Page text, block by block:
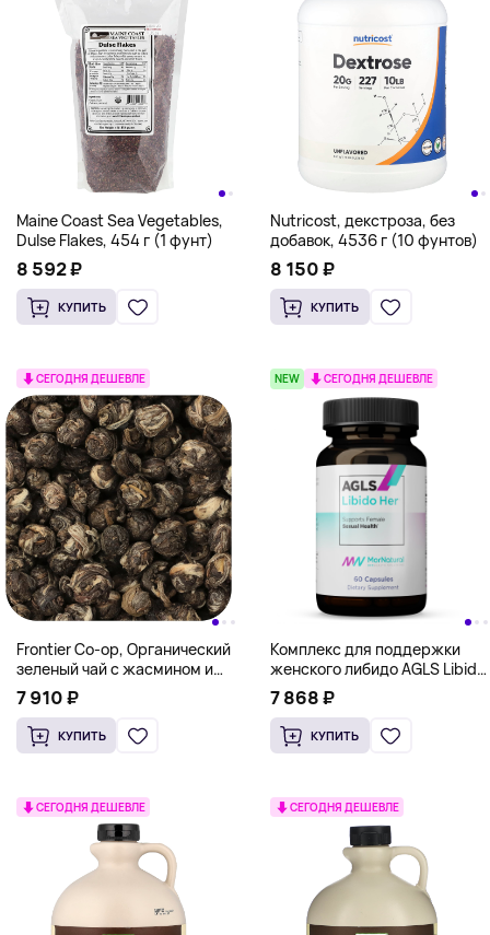
Maine Coast Sea Vegetables,
Dulse Flakes, 454 г (1 фунт)
8 592 ₽
КУПИТЬ
Nutricost, декстроза, без
добавок, 4536 г (10 фунтов)
8 150 ₽
КУПИТЬ
СЕГОДНЯ ДЕШЕВЛЕ
Frontier Co-op, Органический
зеленый чай с жасмином и
жемчугом, 453 г (16 унций)
7 910 ₽
КУПИТЬ
NEW СЕГОДНЯ ДЕШЕВЛЕ
Комплекс для поддержки
женского либидо AGLS Libido
Her - MorNatural 60 caps
7 868 ₽
КУПИТЬ
СЕГОДНЯ ДЕШЕВЛЕ СЕГОДНЯ ДЕШЕВЛЕ